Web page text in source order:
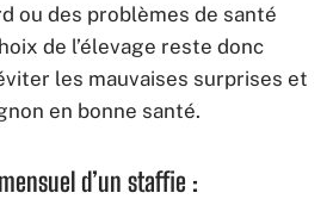
ou des problèmes de santé
de l’élevage reste donc
les mauvaises surprises et
en bonne santé.
d’un staffie :